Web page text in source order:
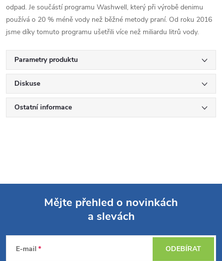
odpad. Je součástí programu Washwell, který při výrobě denimu
používá o 20 % méně vody než běžné metody praní. Od roku 2016
jsme díky tomuto programu ušetřili více než miliardu litrů vody.
Parametry produktu
Diskuse
Ostatní informace
Mějte přehled o novinkách
a slevách
E-mail ODEBÍRAT